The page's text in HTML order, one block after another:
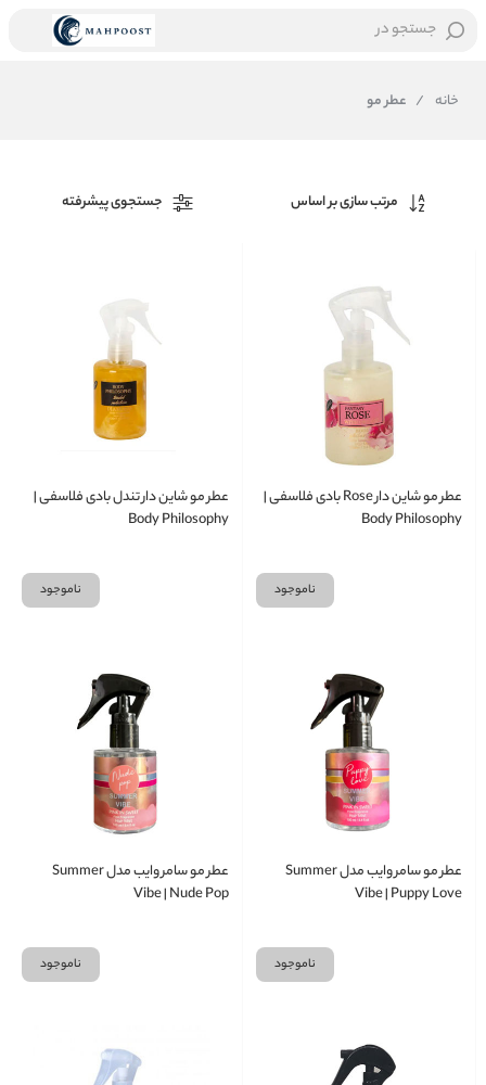
جستجو در
خانه / عطر مو
مرتب سازی بر اساس جستجوی پیشرفته
عطر مو شاین دار Rose بادی فلاسفی |
Body Philosophy
ناموجود
عطر مو شاین دار تندل بادی فلاسفی |
Body Philosophy
ناموجود
عطر مو سامر وایب مدل Summer
Vibe | Puppy Love
ناموجود
عطر مو سامر وایب مدل Summer
Vibe | Nude Pop
ناموجود